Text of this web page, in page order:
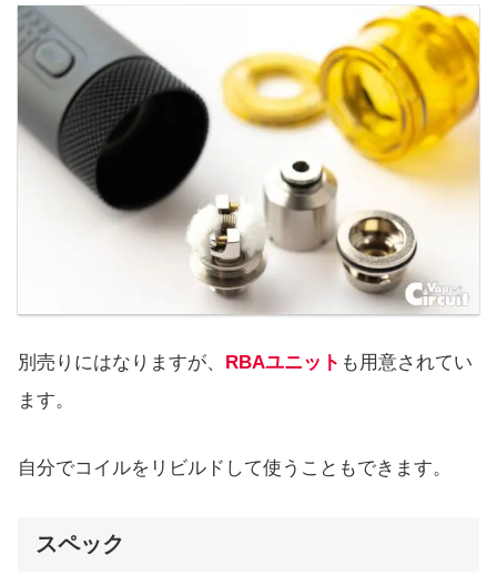
別売りにはなりますが、 RBAユニット も用意されてい
ます。
自分でコイルをリビルドして使うこともできます。
スペック